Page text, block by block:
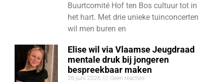
Buurtcomité Hof ten Bos cultuur tot in
het hart. Met drie unieke tuinconcerten
wil men buren en
Elise wil via Vlaamse Jeugdraad
mentale druk bij jongeren
bespreekbaar maken
26 juni 2026 Geen reacties